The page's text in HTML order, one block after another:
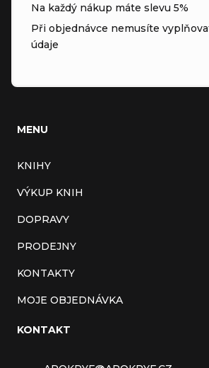
Na každý nákup máte slevu 5%
Při objednávce nemusíte
údaje
MENU
KNIHY
VÝKUP KNIH
DOPRAVY
PRODEJNY
KONTAKTY
MOJE OBJEDNÁVKA
KONTAKT